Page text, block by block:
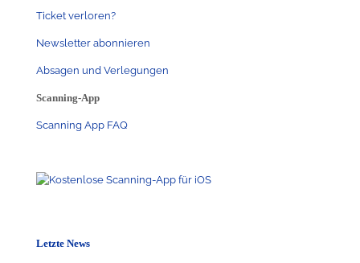
Ticket verloren?
Newsletter abonnieren
Absagen und Verlegungen
Scanning-App
Scanning App FAQ
Letzte News